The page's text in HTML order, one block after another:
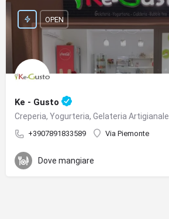
Ke - Gusto
Creperia, Yogurteria, Gelateria Artigianale
+3907891833589 Via Piemonte
OPEN
Dove mangiare